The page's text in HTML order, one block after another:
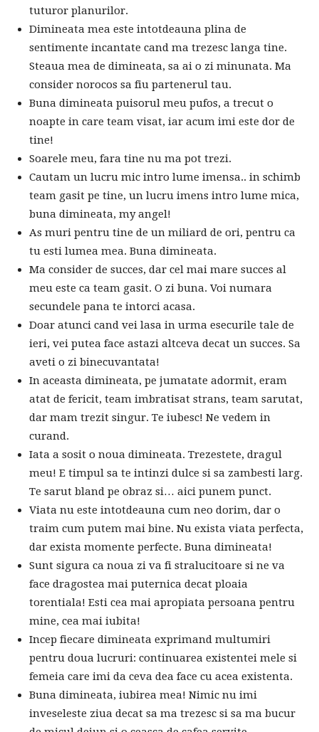
tuturor planurilor.
Dimineata mea este intotdeauna plina de
sentimente incantate cand ma trezesc langa tine.
Steaua mea de dimineata, sa ai o zi minunata. Ma
consider norocos sa fiu partenerul tau.
Buna dimineata puisorul meu pufos, a trecut o
noapte in care team visat, iar acum imi este dor de
tine!
Soarele meu, fara tine nu ma pot trezi.
Cautam un lucru mic intro lume imensa.. in schimb
team gasit pe tine, un lucru imens intro lume mica,
buna dimineata, my angel!
As muri pentru tine de un miliard de ori, pentru ca
tu esti lumea mea. Buna dimineata.
Ma consider de succes, dar cel mai mare succes al
meu este ca team gasit. O zi buna. Voi numara
secundele pana te intorci acasa.
Doar atunci cand vei lasa in urma esecurile tale de
ieri, vei putea face astazi altceva decat un succes. Sa
aveti o zi binecuvantata!
In aceasta dimineata, pe jumatate adormit, eram
atat de fericit, team imbratisat strans, team sarutat,
dar mam trezit singur. Te iubesc! Ne vedem in
curand.
Iata a sosit o noua dimineata. Trezestete, dragul
meu! E timpul sa te intinzi dulce si sa zambesti larg.
Te sarut bland pe obraz si… aici punem punct.
Viata nu este intotdeauna cum neo dorim, dar o
traim cum putem mai bine. Nu exista viata perfecta,
dar exista momente perfecte. Buna dimineata!
Sunt sigura ca noua zi va fi stralucitoare si ne va
face dragostea mai puternica decat ploaia
torentiala! Esti cea mai apropiata persoana pentru
mine, cea mai iubita!
Incep fiecare dimineata exprimand multumiri
pentru doua lucruri: continuarea existentei mele si
femeia care imi da ceva dea face cu acea existenta.
Buna dimineata, iubirea mea! Nimic nu imi
inveseleste ziua decat sa ma trezesc si sa ma bucur